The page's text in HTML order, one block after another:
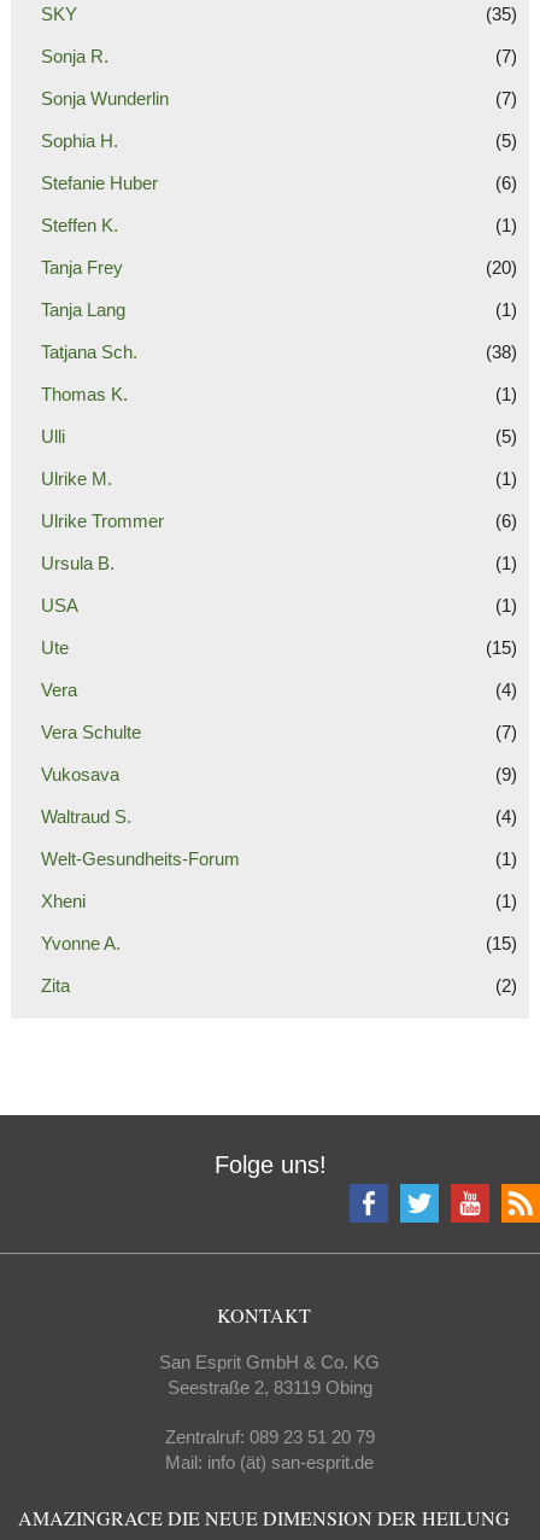
SKY (35)
Sonja R. (7)
Sonja Wunderlin (7)
Sophia H. (5)
Stefanie Huber (6)
Steffen K. (1)
Tanja Frey (20)
Tanja Lang (1)
Tatjana Sch. (38)
Thomas K. (1)
Ulli (5)
Ulrike M. (1)
Ulrike Trommer (6)
Ursula B. (1)
USA (1)
Ute (15)
Vera (4)
Vera Schulte (7)
Vukosava (9)
Waltraud S. (4)
Welt-Gesundheits-Forum (1)
Xheni (1)
Yvonne A. (15)
Zita (2)
Folge uns!
KONTAKT
San Esprit GmbH & Co. KG
Seestraße 2, 83119 Obing
Zentralruf: 089 23 51 20 79
Mail: info (ät) san-esprit.de
AMAZINGRACE DIE NEUE DIMENSION DER HEILUNG